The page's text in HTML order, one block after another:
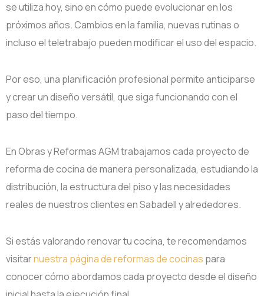
se utiliza hoy, sino en cómo puede evolucionar en los
próximos años. Cambios en la familia, nuevas rutinas o
incluso el teletrabajo pueden modificar el uso del espacio.
Por eso, una planificación profesional permite anticiparse
y crear un diseño versátil, que siga funcionando con el
paso del tiempo.
En Obras y Reformas AGM trabajamos cada proyecto de
reforma de cocina de manera personalizada, estudiando la
distribución, la estructura del piso y las necesidades
reales de nuestros clientes en Sabadell y alrededores.
Si estás valorando renovar tu cocina, te recomendamos
visitarnuestra página de reformas de cocinas para
conocer cómo abordamos cada proyecto desde el diseño